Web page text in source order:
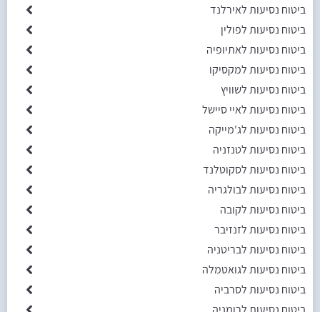
ביטוח נסיעות לאירלנד
ביטוח נסיעות לפולין
ביטוח נסיעות לאתיופיה
ביטוח נסיעות למקסיקו
ביטוח נסיעות לשוויץ
ביטוח נסיעות לאיי סיישל
ביטוח נסיעות לג'מייקה
ביטוח נסיעות לטנזניה
ביטוח נסיעות לסקוטלנד
ביטוח נסיעות לבולגריה
ביטוח נסיעות לקובה
ביטוח נסיעות לזנזיבר
ביטוח נסיעות לבריטניה
ביטוח נסיעות לגואטמלה
ביטוח נסיעות לסרביה